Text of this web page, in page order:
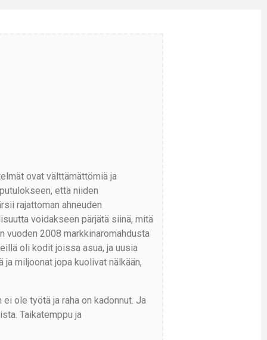
ovat välttämättömiä ja
että niiden
rajattoman ahneuden
voidakseen pärjätä siinä, mitä
vuoden 2008 markkinaromahdusta
oli kodit joissa asua, ja uusia
miljoonat jopa kuolivat nälkään,
ole työtä ja raha on kadonnut. Ja
Taikatemppu ja